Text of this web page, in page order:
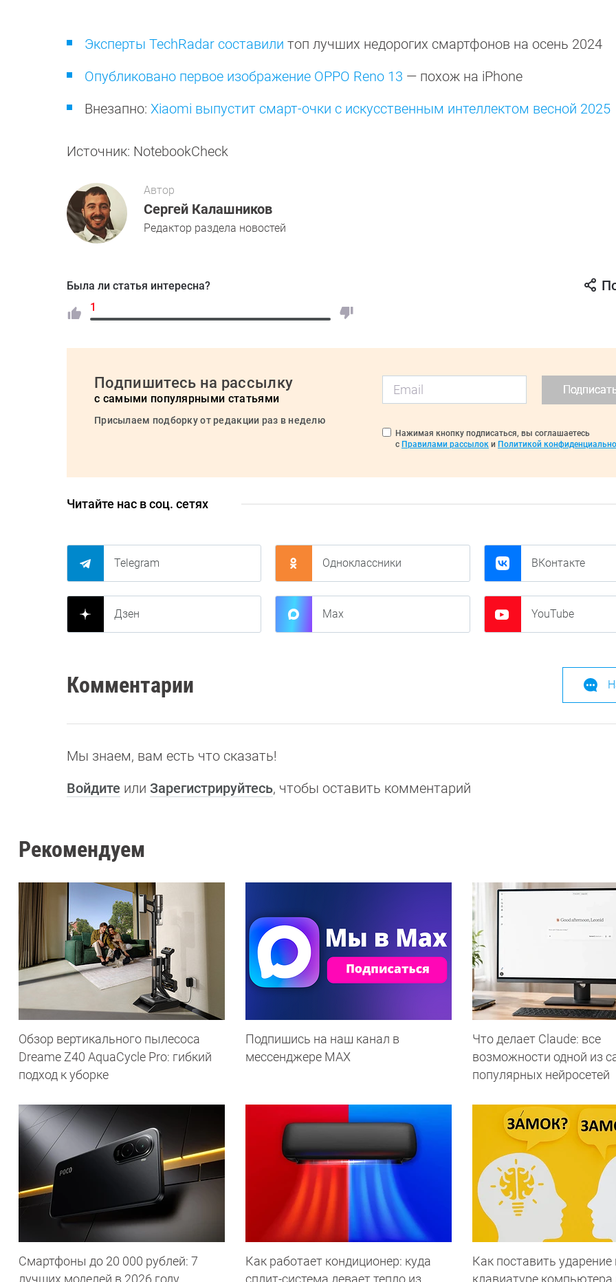
Эксперты TechRadar составили топ лучших недорогих смартфонов на осень 2024
Опубликовано первое изображение OPPO Reno 13 — похож на iPhone
Внезапно: Xiaomi выпустит смарт-очки с искусственным интеллектом весной 2025
Источник: NotebookCheck
Автор
Сергей Калашников
Редактор раздела новостей
Была ли статья интересна?
1
Подпишитесь на рассылку
с самыми популярными статьями
Присылаем подборку от редакции раз в неделю
Нажимая кнопку подписаться, вы соглашаетесь
с Правилами рассылок и Политикой
Читайте нас в соц. сетях
Telegram Одноклассники ВКонтакте
Дзен Max YouTube
Комментарии
Мы знаем, вам есть что сказать!
Войдите или Зарегистрируйтесь, чтобы оставить комментарий
Рекомендуем
Обзор вертикального пылесоса
Dreame Z40 AquaCycle Pro: гибкий
подход к уборке
Подпишись на наш канал в
мессенджере МАХ
Что делает Сlaude: все
возможности одной из
популярных нейросетей
Смартфоны до 20 000 рублей: 7
лучших моделей в 2026 году
Как работает кондиционер: куда
сплит-система девает тепло из
Как поставить ударение
клавиатуре компьютера